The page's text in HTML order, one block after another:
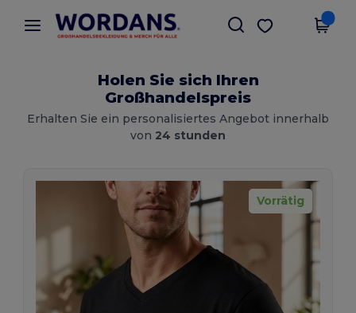
× Wordans App
Bessere Preise in der App!
App holen
Holen Sie sich Ihren
Großhandelspreis
Erhalten Sie ein personalisiertes Angebot innerhalb
von 24 stunden
Vorrätig